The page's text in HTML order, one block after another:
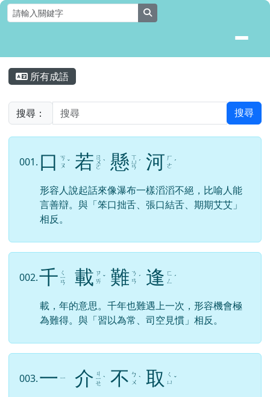
跳至主內容區
花蓮縣壽豐鄉月眉國民小學全球資
主內容區域
所有成語
搜尋： 搜尋
001. 口
ㄎ
ㄡ ˇ 若 ㄖ
ㄨ
ㄛ
ˋ 懸 ㄒ
ㄩ
ㄢ
ˊ 河 ㄏ
ㄜ ˊ
形容人說起話來像瀑布一樣滔滔不絕，比喻人能
言善辯。與「笨口拙舌、張口結舌、期期艾艾」
相反。
002.千 ㄑ
ㄧ
ㄢ 載 ㄗ
ㄞ ˇ 難 ㄋ
ㄢ ˊ 逢 ㄈ
ㄥ
ˊ
載，年的意思。千年也難遇上一次，形容機會極
為難得。與「習以為常、司空見慣」相反。
003.一 ㄧ 介 ㄐ
ㄧ
ㄝ
ˋ 不 ㄅ
ㄨ ˋ 取
ㄑ
ㄩ ˇ
頁尾區域